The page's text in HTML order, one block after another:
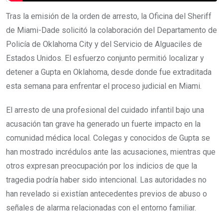
Tras la emisión de la orden de arresto, la Oficina del Sheriff
de Miami-Dade solicitó la colaboración del Departamento de
Policía de Oklahoma City y del Servicio de Alguaciles de
Estados Unidos. El esfuerzo conjunto permitió localizar y
detener a Gupta en Oklahoma, desde donde fue extraditada
esta semana para enfrentar el proceso judicial en Miami.
El arresto de una profesional del cuidado infantil bajo una
acusación tan grave ha generado un fuerte impacto en la
comunidad médica local. Colegas y conocidos de Gupta se
han mostrado incrédulos ante las acusaciones, mientras que
otros expresan preocupación por los indicios de que la
tragedia podría haber sido intencional. Las autoridades no
han revelado si existían antecedentes previos de abuso o
señales de alarma relacionadas con el entorno familiar.